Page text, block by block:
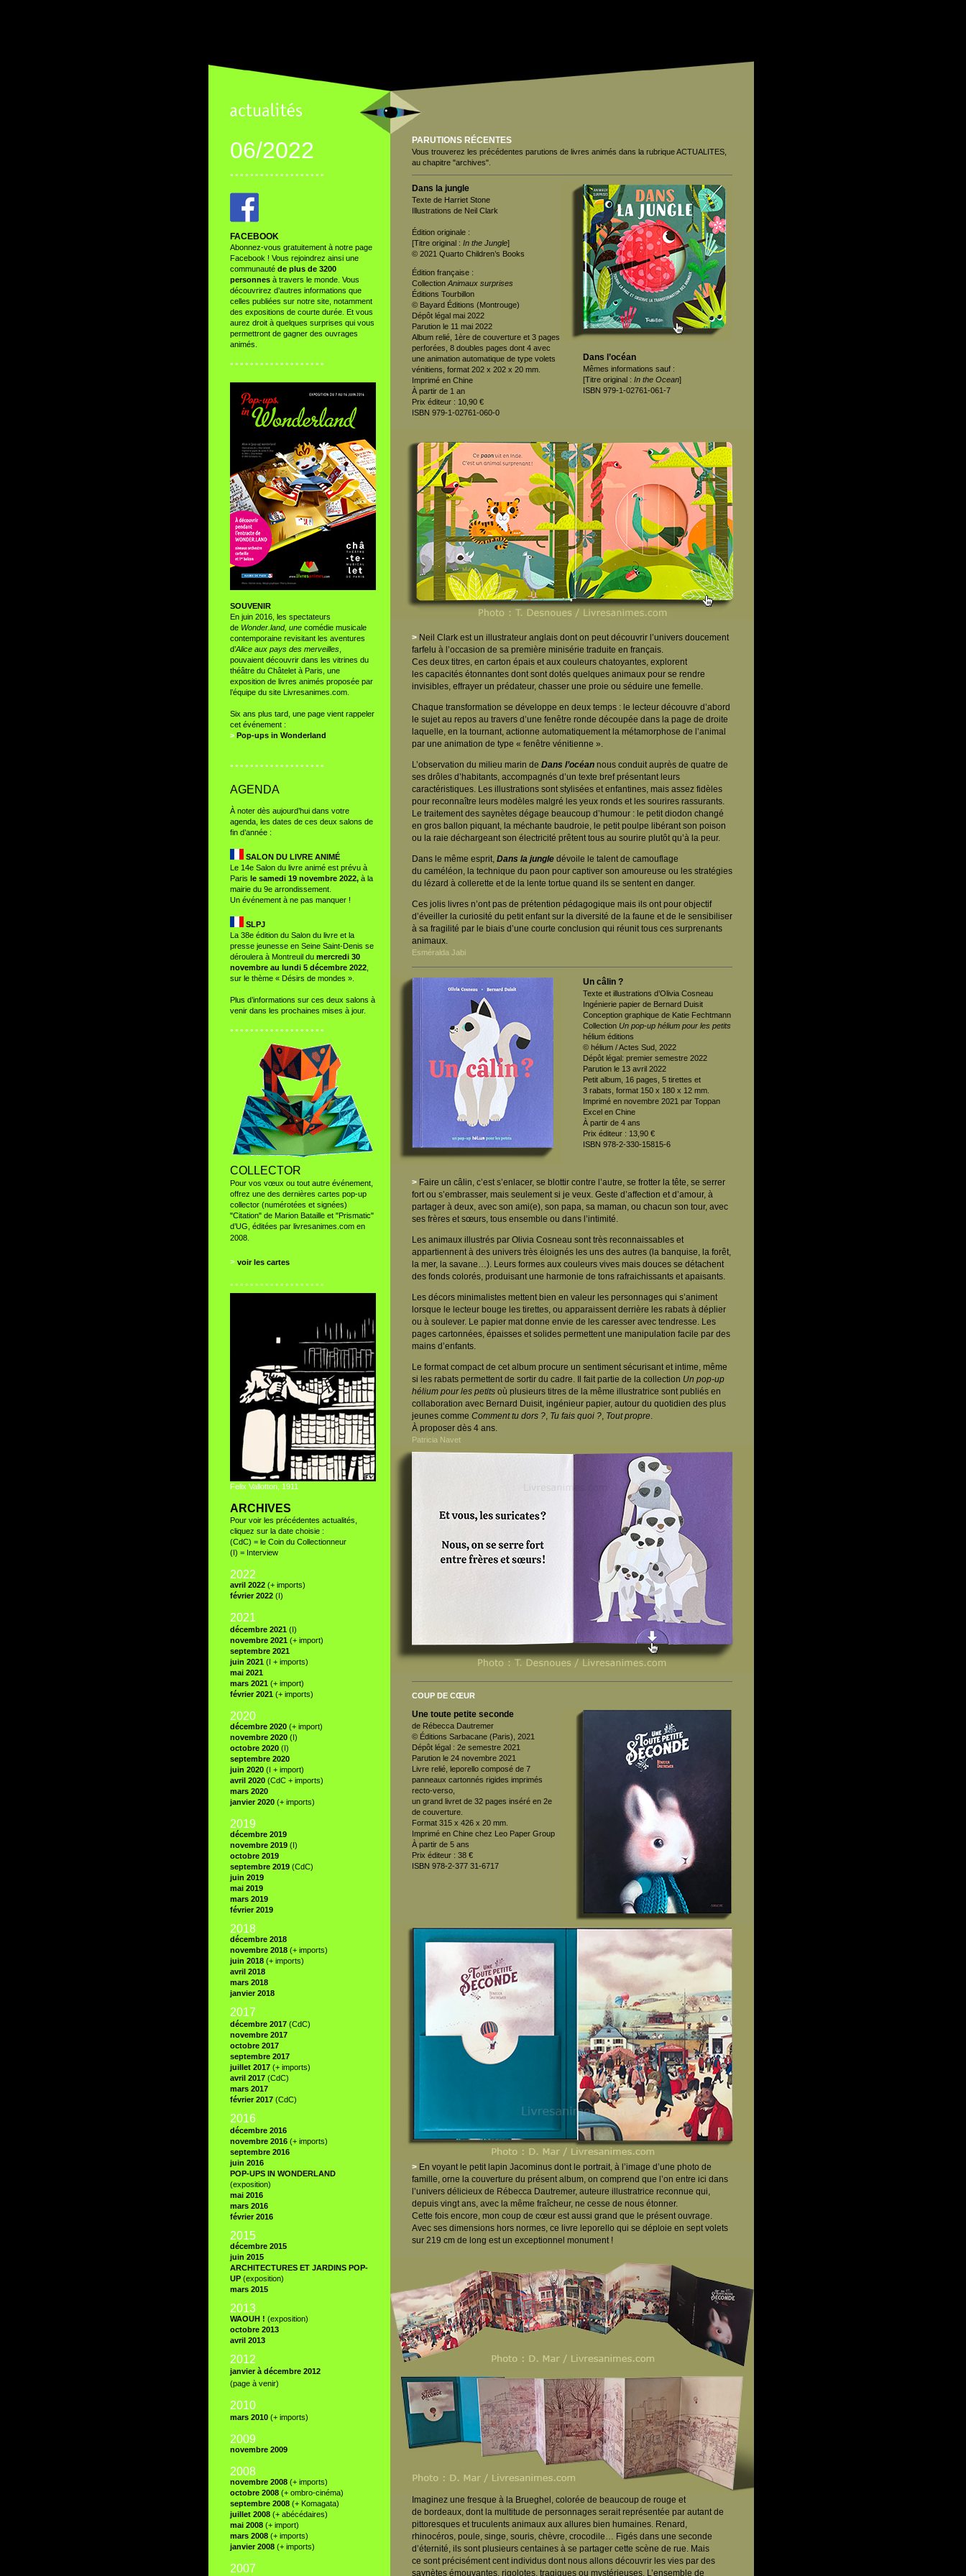
06/2022
° ° ° ° ° ° ° ° ° ° ° ° ° ° ° ° ° ° °
FACEBOOK
Abonnez-vous gratuitement à notre page
Facebook ! Vous rejoindrez ainsi une
communauté de plus de 3200
personnes à travers le monde. Vous
découvrirez d’autres informations que
celles publiées sur notre site, notamment
des expositions de courte durée. Et vous
aurez droit à quelques surprises qui vous
permettront de gagner des ouvrages
animés.
° ° ° ° ° ° ° ° ° ° ° ° ° ° ° ° ° ° °
SOUVENIR
En juin 2016, les spectateurs
de Wonder.land, une comédie musicale
contemporaine revisitant les aventures
d’Alice aux pays des merveilles
pouvaient découvrir dans les vitrines du
théâtre du Châtelet à Paris, une
exposition de livres animés proposée par
l’équipe du site Livresanimes.com.
Six ans plus tard, une page vient rappeler
cet événement :
> Pop-ups in Wonderland
° ° ° ° ° ° ° ° ° ° ° ° ° ° ° ° ° ° °
AGENDA
À noter dès aujourd’hui dans votre
agenda, les dates de ces deux salons de
fin d’année :
SALON DU LIVRE ANIMÉ
Le 14e Salon du livre animé est prévu à
Paris le samedi 19 novembre 2022, à la
mairie du 9e arrondissement.
Un événement à ne pas manquer !
SLPJ
La 38e édition du Salon du livre et la
presse jeunesse en Seine Saint-Denis se
déroulera à Montreuil du mercredi 30
novembre au lundi 5 décembre 2022
sur le thème « Désirs de mondes ».
Plus d’informations sur ces deux salons à
venir dans les prochaines mises à jour.
° ° ° ° ° ° ° ° ° ° ° ° ° ° ° ° ° ° °
COLLECTOR
Pour vos vœux ou tout autre événement,
offrez une des dernières cartes pop-up
collector (numérotées et signées)
"Citation" de Marion Bataille et "Prismatic"
d’UG, éditées par livresanimes.com en
2008.
> voir les cartes
° ° ° ° ° ° ° ° ° ° ° ° ° ° ° ° ° ° °
Felix Vallotton, 1911
ARCHIVES
Pour voir les précédentes actualités,
cliquez sur la date choisie :
(CdC) = le Coin du Collectionneur
(I) = Interview
2022
avril 2022 (+ imports)
février 2022 (I)
2021
décembre 2021 (I)
novembre 2021 (+ import)
septembre 2021
juin 2021 (I + imports)
mai 2021
mars 2021 (+ import)
février 2021 (+ imports)
2020
décembre 2020 (+ import)
novembre 2020 (I)
octobre 2020 (I)
septembre 2020
juin 2020 (I + import)
avril 2020 (CdC + imports)
mars 2020
janvier 2020 (+ imports)
2019
décembre 2019
novembre 2019 (I)
octobre 2019
septembre 2019 (CdC)
juin 2019
mai 2019
mars 2019
février 2019
2018
décembre 2018
novembre 2018 (+ imports)
juin 2018 (+ imports)
avril 2018
mars 2018
janvier 2018
2017
décembre 2017 (CdC)
novembre 2017
octobre 2017
septembre 2017
juillet 2017 (+ imports)
avril 2017 (CdC)
mars 2017
février 2017 (CdC)
2016
décembre 2016
novembre 2016 (+ imports)
septembre 2016
juin 2016
POP-UPS IN WONDERLAND
(exposition)
mai 2016
mars 2016
février 2016
2015
décembre 2015
juin 2015
ARCHITECTURES ET JARDINS POP-
UP (exposition)
mars 2015
2013
WAOUH ! (exposition)
octobre 2013
avril 2013
2012
janvier à décembre 2012
(page à venir)
2010
mars 2010 (+ imports)
2009
novembre 2009
2008
novembre 2008 (+ imports)
octobre 2008 (+ ombro-cinéma)
septembre 2008 (+ Komagata)
juillet 2008 (+ abécédaires)
mai 2008 (+ import)
mars 2008 (+ imports)
janvier 2008 (+ imports)
2007
PARUTIONS RÉCENTES
Vous trouverez les précédentes parutions de livres animés dans la rubrique ACTUALITES,
au chapitre "archives".
Dans la jungle
Texte de Harriet Stone
Illustrations de Neil Clark
Édition originale :
[Titre original : In the Jungle]
© 2021 Quarto Children’s Books
Édition française :
Collection Animaux surprises
Éditions Tourbillon
© Bayard Éditions (Montrouge)
Dépôt légal mai 2022
Parution le 11 mai 2022
Album relié, 1ère de couverture et 3 pages
perforées, 8 doubles pages dont 4 avec
une animation automatique de type volets
vénitiens, format 202 x 202 x 20 mm.
Imprimé en Chine
À partir de 1 an
Prix éditeur : 10,90 €
ISBN 979-1-02761-060-0
Dans l’océan
Mêmes informations sauf :
[Titre original : In the Ocean]
ISBN 979-1-02761-061-7
> Neil Clark est un illustrateur anglais dont on peut découvrir l’univers doucement
farfelu à l’occasion de sa première minisérie traduite en français.
Ces deux titres, en carton épais et aux couleurs chatoyantes, explorent
les capacités étonnantes dont sont dotés quelques animaux pour se rendre
invisibles, effrayer un prédateur, chasser une proie ou séduire une femelle.
Chaque transformation se développe en deux temps : le lecteur découvre d’abord
le sujet au repos au travers d’une fenêtre ronde découpée dans la page de droite
laquelle, en la tournant, actionne automatiquement la métamorphose de l’animal
par une animation de type « fenêtre vénitienne ».
L’observation du milieu marin de Dans l’océan nous conduit auprès de quatre de
ses drôles d’habitants, accompagnés d’un texte bref présentant leurs
caractéristiques. Les illustrations sont stylisées et enfantines, mais assez fidèles
pour reconnaître leurs modèles malgré les yeux ronds et les sourires rassurants.
Le traitement des saynètes dégage beaucoup d’humour : le petit diodon changé
en gros ballon piquant, la méchante baudroie, le petit poulpe libérant son poison
ou la raie déchargeant son électricité prêtent tous au sourire plutôt qu’à la peur.
Dans le même esprit, Dans la jungle dévoile le talent de camouflage
du caméléon, la technique du paon pour captiver son amoureuse ou les stratégies
du lézard à collerette et de la lente tortue quand ils se sentent en danger.
Ces jolis livres n’ont pas de prétention pédagogique mais ils ont pour objectif
d’éveiller la curiosité du petit enfant sur la diversité de la faune et de le sensibiliser
à sa fragilité par le biais d’une courte conclusion qui réunit tous ces surprenants
animaux.
Esméralda Jabi
Un câlin ?
Texte et illustrations d’Olivia Cosneau
Ingénierie papier de Bernard Duisit
Conception graphique de Katie Fechtmann
Collection Un pop-up hélium pour les petits
hélium éditions
© hélium / Actes Sud, 2022
Dépôt légal: premier semestre 2022
Parution le 13 avril 2022
Petit album, 16 pages, 5 tirettes et
3 rabats, format 150 x 180 x 12 mm.
Imprimé en novembre 2021 par Toppan
Excel en Chine
À partir de 4 ans
Prix éditeur : 13,90 €
ISBN 978-2-330-15815-6
> Faire un câlin, c’est s’enlacer, se blottir contre l’autre, se frotter la tête, se serrer
fort ou s’embrasser, mais seulement si je veux. Geste d’affection et d’amour, à
partager à deux, avec son ami(e), son papa, sa maman, ou chacun son tour, avec
ses frères et sœurs, tous ensemble ou dans l’intimité.
Les animaux illustrés par Olivia Cosneau sont très reconnaissables et
appartiennent à des univers très éloignés les uns des autres (la banquise, la forêt,
la mer, la savane…). Leurs formes aux couleurs vives mais douces se détachent
des fonds colorés, produisant une harmonie de tons rafraichissants et apaisants.
Les décors minimalistes mettent bien en valeur les personnages qui s’animent
lorsque le lecteur bouge les tirettes, ou apparaissent derrière les rabats à déplier
ou à soulever. Le papier mat donne envie de les caresser avec tendresse. Les
pages cartonnées, épaisses et solides permettent une manipulation facile par des
mains d’enfants.
Le format compact de cet album procure un sentiment sécurisant et intime, même
si les rabats permettent de sortir du cadre. Il fait partie de la collection Un pop-up
hélium pour les petits où plusieurs titres de la même illustratrice sont publiés en
collaboration avec Bernard Duisit, ingénieur papier, autour du quotidien des plus
jeunes comme Comment tu dors ?, Tu fais quoi ?, Tout propre.
À proposer dès 4 ans.
Patricia Navet
COUP DE CŒUR
Une toute petite seconde
de Rébecca Dautremer
© Éditions Sarbacane (Paris), 2021
Dépôt légal : 2e semestre 2021
Parution le 24 novembre 2021
Livre relié, leporello composé de 7
panneaux cartonnés rigides imprimés
recto-verso,
un grand livret de 32 pages inséré en 2e
de couverture.
Format 315 x 426 x 20 mm.
Imprimé en Chine chez Leo Paper Group
À partir de 5 ans
Prix éditeur : 38 €
ISBN 978-2-377 31-6717
> En voyant le petit lapin Jacominus dont le portrait, à l’image d’une photo de
famille, orne la couverture du présent album, on comprend que l’on entre ici dans
l’univers délicieux de Rébecca Dautremer, auteure illustratrice reconnue qui,
depuis vingt ans, avec la même fraîcheur, ne cesse de nous étonner.
Cette fois encore, mon coup de cœur est aussi grand que le présent ouvrage.
Avec ses dimensions hors normes, ce livre leporello qui se déploie en sept volets
sur 219 cm de long est un exceptionnel monument !
Imaginez une fresque à la Brueghel, colorée de beaucoup de rouge et
de bordeaux, dont la multitude de personnages serait représentée par autant de
pittoresques et truculents animaux aux allures bien humaines. Renard,
rhinocéros, poule, singe, souris, chèvre, crocodile… Figés dans une seconde
d’éternité, ils sont plusieurs centaines à se partager cette scène de rue. Mais
ce sont précisément cent individus dont nous allons découvrir les vies par des
saynètes émouvantes, rigolotes, tragiques ou mystérieuses. L’ensemble de